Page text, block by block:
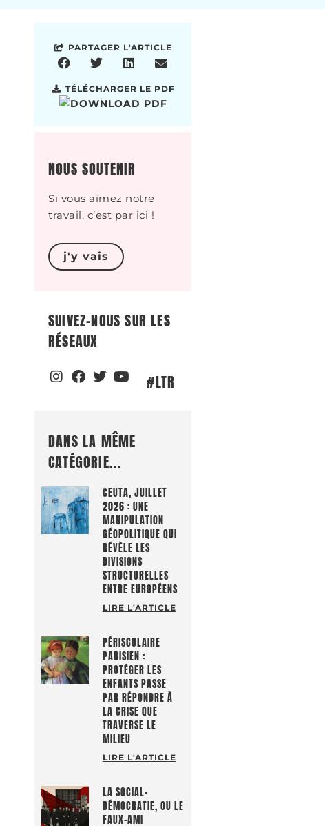
PARTAGER L'ARTICLE
TÉLÉCHARGER LE PDF
NOUS SOUTENIR
Si vous aimez notre
travail, c’est par ici !
j'y vais
SUIVEZ-NOUS SUR LES
RÉSEAUX
#LTR
DANS LA MÊME
CATÉGORIE...
CEUTA, JUILLET
2026 : UNE
MANIPULATION
GÉOPOLITIQUE QUI
RÉVÈLE LES
DIVISIONS
STRUCTURELLES
ENTRE EUROPÉENS
LIRE L'ARTICLE
PÉRISCOLAIRE
PARISIEN :
PROTÉGER LES
ENFANTS PASSE
PAR RÉPONDRE À
LA CRISE QUE
TRAVERSE LE
MILIEU
LIRE L'ARTICLE
LA SOCIAL-
DÉMOCRATIE, OU LE
FAUX-AMI